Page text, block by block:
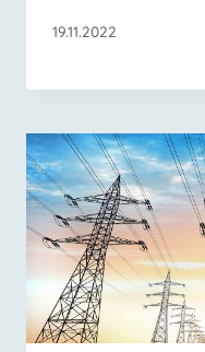
19.11.2022